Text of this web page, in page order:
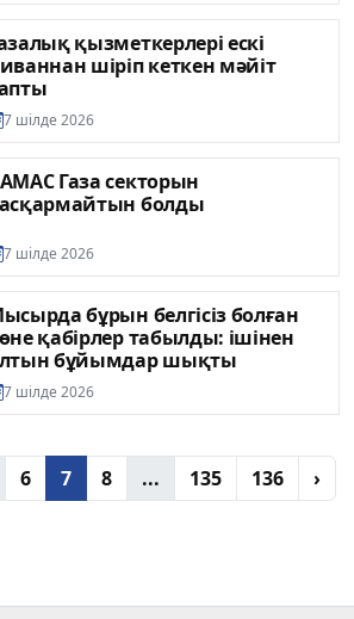
қызметкерлері ескі
шіріп кеткен мәйіт
7 шілде 2026
Газа секторын
болды
7 шілде 2026
бұрын белгісіз болған
қабірлер табылды: ішінен
бұйымдар шықты
7 шілде 2026
6 7 8 ... 135 136 ›